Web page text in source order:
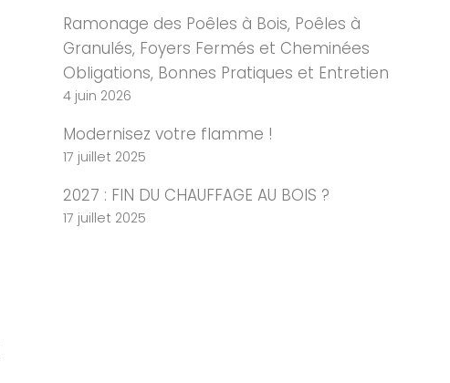
Ramonage des Poêles à Bois, Poêles à
Granulés, Foyers Fermés et Cheminées
Obligations, Bonnes Pratiques et Entretien
4 juin 2026
Modernisez votre flamme !
17 juillet 2025
2027 : FIN DU CHAUFFAGE AU BOIS ?
17 juillet 2025